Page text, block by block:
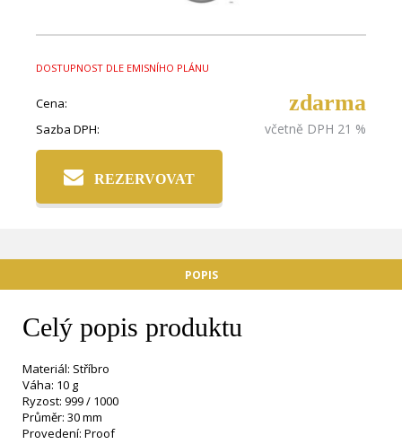
DOSTUPNOST DLE EMISNÍHO PLÁNU
Cena: zdarma
Sazba DPH: včetně DPH 21 %
REZERVOVAT
POPIS
Celý popis produktu
Materiál: Stříbro
Váha: 10 g
Ryzost: 999 / 1000
Průměr: 30 mm
Provedení: Proof